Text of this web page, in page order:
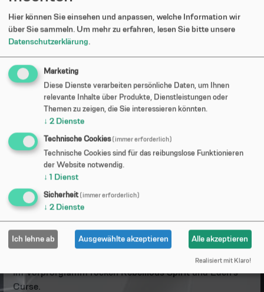
auf eine 63 Tage umfassende Europatournee mit
Hammerfall und Virgin Steele, die im Frühjahr 2001
Deutschland, Italien, Österreich, Ungarn, Frankreich und
Spanien führte. Im Juni 2002 erschien das dritte
Freedom Call-Album Eternity, das dann umfangreiche
Konzertaktivitäten mit Blind Guardian und als Folge
dessen auch die Aufnahmen zum aktuellen Album Live
Invasion nach sich zogen. Gleichzeitig etablierten sich
Freedom Call als Headliner und waren die allabendlichen
Gewinner der Wacken Road Show 2004. Mit The Circle
Of Life zogen modernere und ungewöhnlichere
Arrangements in den Sound der Band ein. Damit
erweiterten die Musiker ihr Klangspektrum, eine
Tatsache, von der anschließend auch die Alben
Dimensions (2007) und Legend Of The Shadowking
(2010) profitierten.
Im Vorprorgramm rocken Rebellious Spirit und Eden's
Curse.
Hier können Sie einsehen und anpassen, welche Information wir
über Sie sammeln. Um mehr zu erfahren, lesen Sie bitte unsere
Datenschutzerklärung.
Marketing
Diese Dienste verarbeiten persönliche Daten, um Ihnen
relevante Inhalte über Produkte, Dienstleistungen oder
Themen zu zeigen, die Sie interessieren könnten.
↓ 2 Dienste
Technische Cookies (immer erforderlich)
Technische Cookies sind für das reibungslose Funktionieren
der Website notwendig.
↓ 1 Dienst
Sicherheit (immer erforderlich)
↓ 2 Dienste
Ich lehne ab Ausgewählte akzeptieren Alle akzeptieren
Realisiert mit Klaro!